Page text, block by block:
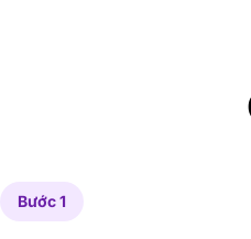
Bước 1